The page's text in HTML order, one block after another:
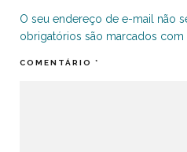
O seu endereço de e-mail não
obrigatórios são marcados com
COMENTÁRIO *